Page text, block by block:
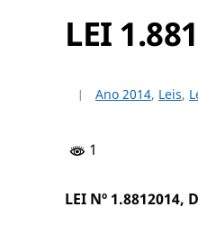
LEI
Ano 2014, Leis,
1
LEI Nº 1.8812014,